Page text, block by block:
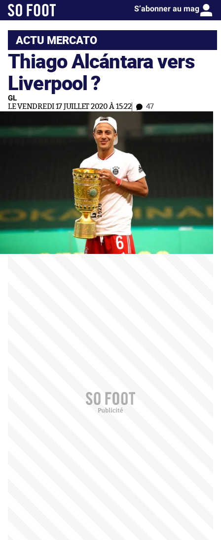
S’abonner au mag
ACTU MERCATO
Thiago Alcántara vers
Liverpool ?
GL
LE VENDREDI 17 JUILLET 2020 À 15:22 47